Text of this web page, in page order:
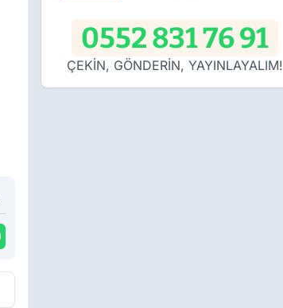
0552 831 76 91
ÇEKİN, GÖNDERİN, YAYINLAYALIM!